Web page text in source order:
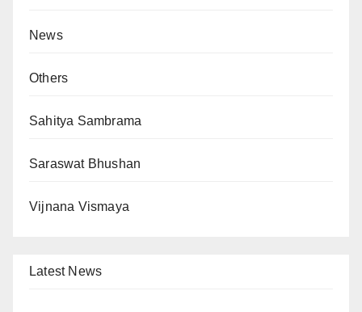
News
Others
Sahitya Sambrama
Saraswat Bhushan
Vijnana Vismaya
Latest News